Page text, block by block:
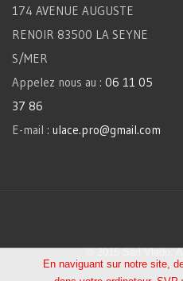
174 AVENUE AUGUSTE
RENOIR 83500 LA SEYNE
S/MER
Appelez nous au : 06 11 05
37 86
E-mail : ulace.pro@gmail.com
© 2015 Sarl Vlado.
En naviguant sur notre site,